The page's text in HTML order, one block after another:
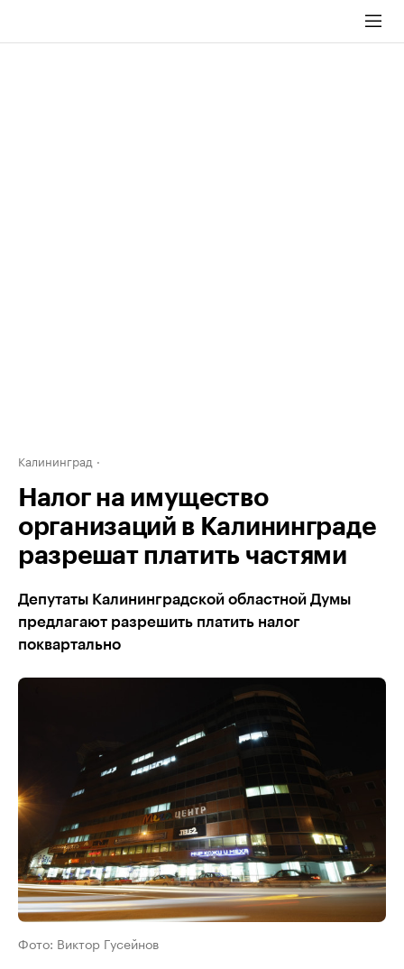
Калининград
Налог на имущество
организаций в Калининграде
разрешат платить частями
Депутаты Калининградской областной Думы
предлагают разрешить платить налог
поквартально
Фото: Виктор Гусейнов